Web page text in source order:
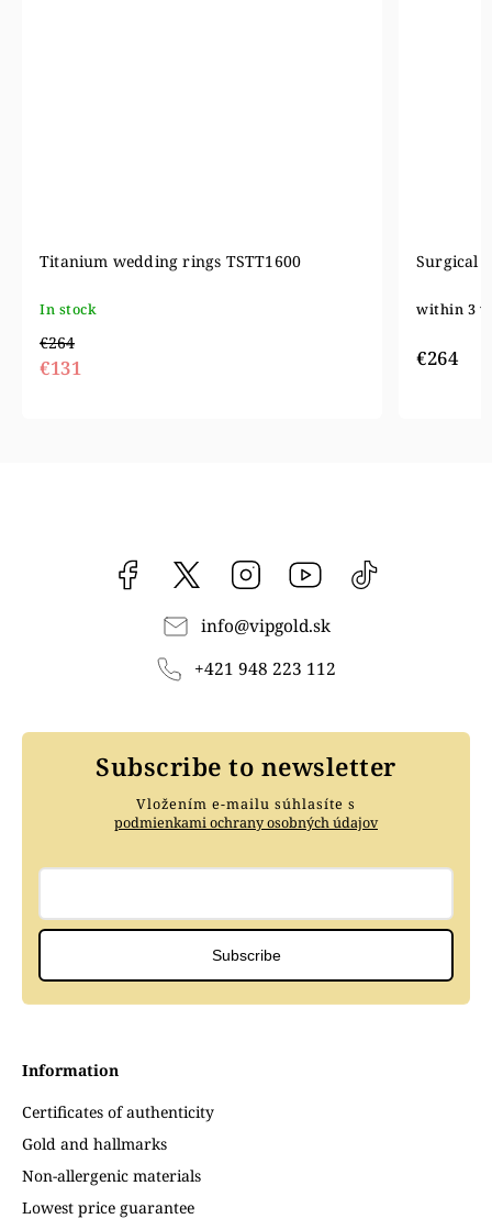
Surgical steel wedding rings OL041
within 3 weeks
€264
Wedding
within 5
from
Facebook vipgoldsk Instagram YouTube
info@vipgold.sk
+421 948 223 112
Information
Certificates of authenticity
Gold and hallmarks
Non-allergenic materials
Lowest price guarantee
Subscribe to newsletter
Vložením e-mailu súhlasíte s
podmienkami ochrany osobných údajov
Subscribe